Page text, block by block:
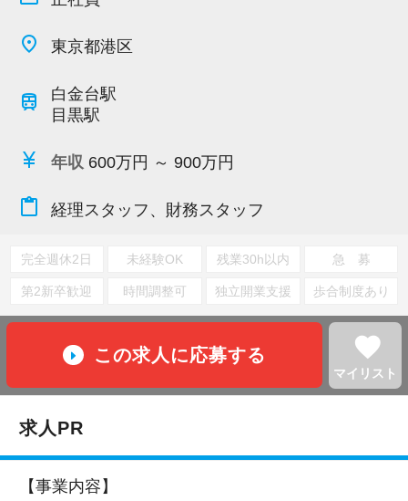
place 東京都港区
train
白金台駅
目黒駅
currency_yen 年収 600万円 ～ 900万円
content_paste 経理スタッフ、財務スタッフ
完全週休2日 未経験OK 残業30h以内 急 募
第2新卒歓迎 時間調整可 独立開業支援 歩合制度あり
この求人に応募する favorite
マイリスト
求人PR
【事業内容】